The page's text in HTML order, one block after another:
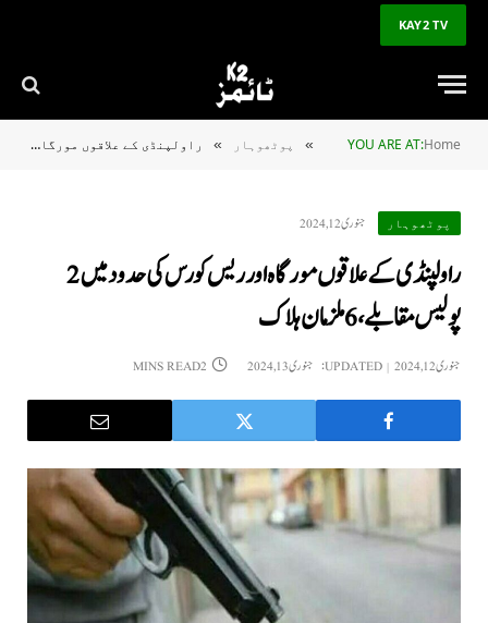
KAY2 TV
YOU ARE AT:Home
» پوٹھوہار » راولپنڈی کے علاقوں مورگاہ اور ریس کورس کی حدود میں 2 پولیس مقابلے، 6 ملزمان ہلاک
پوٹھوہار جنوری 12, 2024
راولپنڈی کے علاقوں مورگاہ اور ریس کورس کی حدود میں 2
پولیس مقابلے، 6 ملزمان ہلاک
جنوری 12, 2024 UPDATED: جنوری 13, 2024 2 MINS READ